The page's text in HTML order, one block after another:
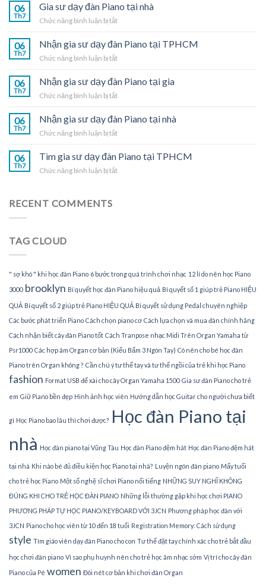
06
Th7
Gia sư dạy đàn Piano tại nhà
Chức năng bình luận bị tắtở
đàn
tại
06
Th7
Nhận gia sư dạy đàn Piano tại TPHCM
Chức năng bình luận bị tắtở
gia
dạy
Piano
06
Th7
Nhận gia sư dạy đàn Piano tại gia
Chức năng bình luận bị tắtở
gia
dạy
Piano
06
Th7
Nhận gia sư dạy đàn Piano tại nhà
Chức năng bình luận bị tắtở
gia
dạy
06
Th7
Tìm gia sư dạy đàn Piano tại TPHCM
Chức năng bình luận bị tắtở
RECENT COMMENTS
TAG CLOUD
" sợ khó " khi học đàn Piano 6 bước trong quá trình chơi nhạc 12 lí do nên học Piano
3000 brooklyn Bí quyết học đàn Piano hiệu quả Bí quyết số 1 giúp trẻ Piano HIỆU
QUẢ Bí quyết số 2 giúp trẻ Piano HIỆU QUẢ Bí quyết sử dụng Pedal chuyên nghiệp
Các bước phát triển Piano Cách chọn piano cơ Cách lựa chọn và mua đàn chính hãng
Cách nhận biết cây đàn Piano tốt Cách Tranpose nhạc Midi Trên Organ Yamaha từ
Psr1000 Các hợp âm Organ cơ bản (Kiểu Bấm 3 Ngón Tay) Có nên cho bé học đàn
Piano trên Organ không ? Cần chú ý tư thế tay và tư thế ngồi của trẻ khi học Piano
fashion Format USB để xài cho cây Organ Yamaha 1500 Gia sư đàn Piano cho trẻ
em Giữ Piano bền đẹp Hình ảnh học viên Hướng dẫn học Guitar cho người chưa biết
gì Học Piano bao lâu thì chơi được? Học đàn Piano tại
nhà Học đàn piano tại Vũng Tàu Học đàn Piano đệm hát Học đàn Piano đệm hát
tại nhà Khi nào bé đủ điều kiện học Piano tại nhà? Luyện ngón đàn piano Mấy tuổi
cho trẻ học Piano Một số nghệ sĩ chơi Piano nổi tiếng NHỮNG SUY NGHĨ KHÔNG
ĐÚNG KHI CHO TRẺ HỌC ĐÀN PIANO Những lỗi thường gặp khi học chơi PIANO
PHƯƠNG PHÁP TỰ HỌC PIANO/KEYBOARD VỚI 3JCN Phương pháp học đàn với
3JCN Piano cho học viên từ 10 đến 18 tuổi Registration Memory: Cách sử dụng
style Tìm giáo viên dạy đàn Piano cho con Tư thế đặt tay chính xác cho trẻ bắt đầu
học chơi đàn piano Vì sao phụ huynh nên cho trẻ học âm nhạc sớm Vị trí cho cây đàn
Piano của Pé women Đôi nét cơ bản khi chơi đàn Organ